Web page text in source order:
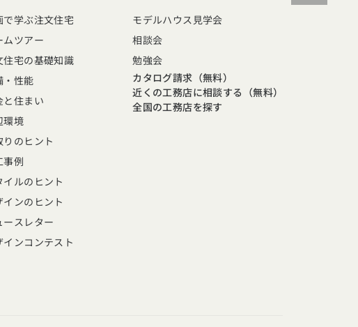
で学ぶ注文住宅
ムツアー
住宅の基礎知識
・性能
と住まい
環境
りのヒント
事例
イルのヒント
インのヒント
ースレター
インコンテスト
モデルハウス見学会
相談会
勉強会
カタログ請求（無料）
近くの工務店に相談する（無料）
全国の工務店を探す